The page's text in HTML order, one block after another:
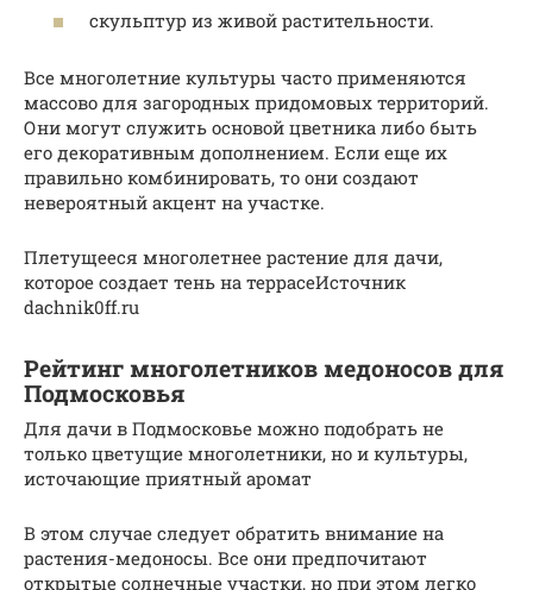
скульптур из живой растительности.
Все многолетние культуры часто применяются
массово для загородных придомовых территорий.
Они могут служить основой цветника либо быть
его декоративным дополнением. Если еще их
правильно комбинировать, то они создают
невероятный акцент на участке.
Плетущееся многолетнее растение для дачи,
которое создает тень на террасеИсточник
dachnik0ff.ru
Рейтинг многолетников медоносов для
Подмосковья
Для дачи в Подмосковье можно подобрать не
только цветущие многолетники, но и культуры,
источающие приятный аромат
В этом случае следует обратить внимание на
растения-медоносы. Все они предпочитают
открытые солнечные участки, но при этом легко